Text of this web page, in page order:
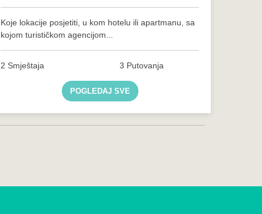
Koje lokacije posjetiti, u kom hotelu ili apartmanu, sa
kojom turističkom agencijom...
2 Smještaja 3 Putovanja
POGLEDAJ SVE